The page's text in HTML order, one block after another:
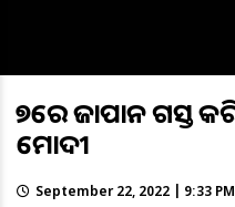
୨୭ରେ ଜାପାନ ଗସ୍ତ
ମୋଦୀ
September 22, 2022 | 9:33 PM